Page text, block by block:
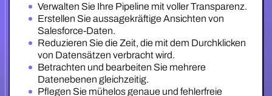
Verwalten Sie Ihre Pipeline mit voller Transparenz.
Erstellen Sie aussagekräftige Ansichten von
Salesforce-Daten.
Reduzieren Sie die Zeit, die mit dem Durchklicken
von Datensätzen verbracht wird.
Betrachten und bearbeiten Sie mehrere
Datenebenen gleichzeitig.
Pflegen Sie mühelos genaue und fehlerfreie